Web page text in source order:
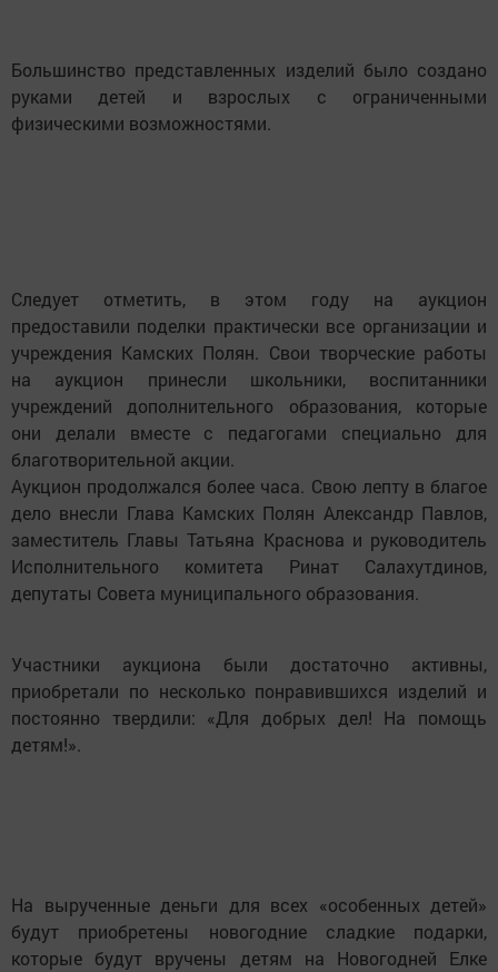
Большинство представленных изделий было создано
руками детей и взрослых с ограниченными
физическими возможностями.
Следует отметить, в этом году на аукцион
предоставили поделки практически все организации и
учреждения Камских Полян. Свои творческие работы
на аукцион принесли школьники, воспитанники
учреждений дополнительного образования, которые
они делали вместе с педагогами специально для
благотворительной акции.
Аукцион продолжался более часа. Свою лепту в благое
дело внесли Глава Камских Полян Александр Павлов,
заместитель Главы Татьяна Краснова и руководитель
Исполнительного комитета Ринат Салахутдинов,
депутаты Совета муниципального образования.
Участники аукциона были достаточно активны,
приобретали по несколько понравившихся изделий и
постоянно твердили: «Для добрых дел! На помощь
детям!».
На вырученные деньги для всех «особенных детей»
будут приобретены новогодние сладкие подарки,
которые будут вручены детям на Новогодней Елке